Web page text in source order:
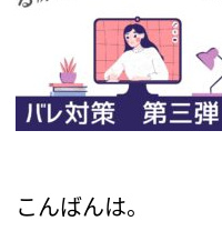
こんばんは。